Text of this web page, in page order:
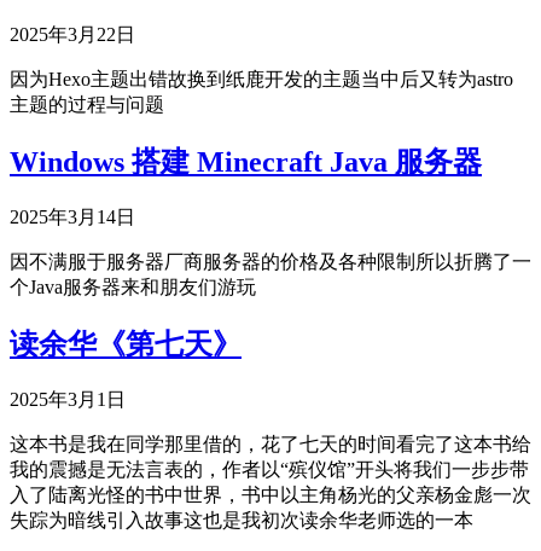
2025年3月22日
因为Hexo主题出错故换到纸鹿开发的主题当中后又转为astro
主题的过程与问题
Windows 搭建 Minecraft Java 服务器
2025年3月14日
因不满服于服务器厂商服务器的价格及各种限制所以折腾了一
个Java服务器来和朋友们游玩
读余华《第七天》
2025年3月1日
这本书是我在同学那里借的，花了七天的时间看完了这本书给
我的震撼是无法言表的，作者以“殡仪馆”开头将我们一步步带
入了陆离光怪的书中世界，书中以主角杨光的父亲杨金彪一次
失踪为暗线引入故事这也是我初次读余华老师选的一本